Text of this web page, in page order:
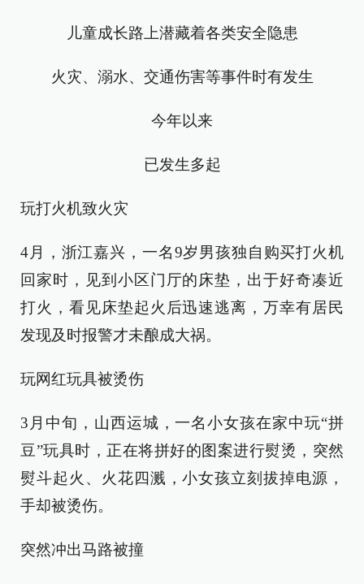
儿童成长路上潜藏着各类安全隐患
火灾、溺水、交通伤害等事件时有发生
今年以来
已发生多起
玩打火机致火灾
4月，浙江嘉兴，一名9岁男孩独自购买打火机
回家时，见到小区门厅的床垫，出于好奇凑近
打火，看见床垫起火后迅速逃离，万幸有居民
发现及时报警才未酿成大祸。
玩网红玩具被烫伤
3月中旬，山西运城，一名小女孩在家中玩“拼
豆”玩具时，正在将拼好的图案进行熨烫，突然
熨斗起火、火花四溅，小女孩立刻拔掉电源，
手却被烫伤。
突然冲出马路被撞